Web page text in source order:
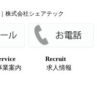
株式会社シェアテック
業案内
Recruit
求人情報